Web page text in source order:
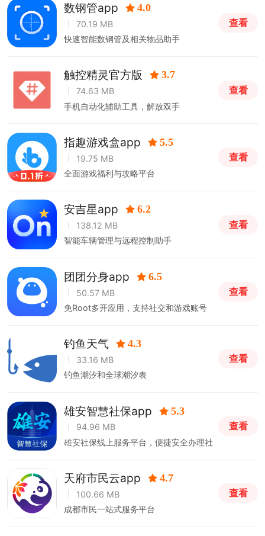
数钢管app 4.0
70.19 MB
快速智能数钢管及相关物品助手
查看
触控精灵官方版 3.7
74.63 MB
手机自动化辅助工具，解放双手
查看
指趣游戏盒app 5.5
19.75 MB
全面游戏福利与攻略平台
查看
安吉星app 6.2
138.12 MB
智能车辆管理与远程控制助手
查看
团团分身app 6.5
50.57 MB
免Root多开应用，支持社交和游戏账号
查看
钓鱼天气 4.3
33.16 MB
钓鱼潮汐和全球潮汐表
查看
雄安智慧社保app 5.3
94.96 MB
雄安社保线上服务平台，便捷安全办理社
查看
天府市民云app 4.7
100.66 MB
成都市民一站式服务平台
查看